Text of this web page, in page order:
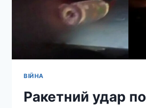
ВІЙНА
Ракетний удар по